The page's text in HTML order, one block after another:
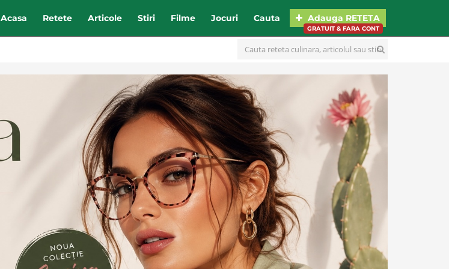
Acasa Retete Articole Stiri Filme Jocuri Cauta Adauga RETETA
GRATUIT & FARA CONT